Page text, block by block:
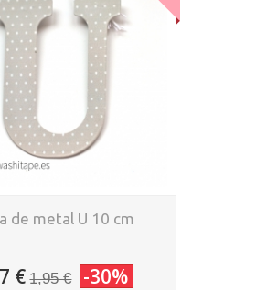
de metal U 10 cm
€ 1,95 € -30%